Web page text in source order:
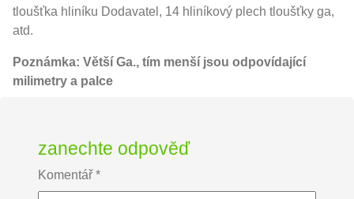
tloušťka hliníku Dodavatel, 14 hliníkový plech tloušťky ga,
atd.
Poznámka: Větší Ga., tím menší jsou odpovídající
milimetry a palce
zanechte odpověď
Komentář *